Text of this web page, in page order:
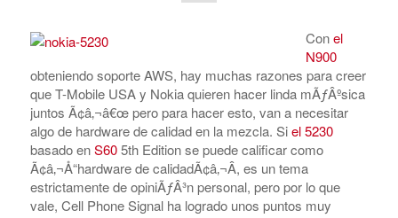
Conel
N900
obteniendo soporte AWS, hay muchas razones para creer
que T-Mobile USA y Nokia quieren hacer linda mÃƒÂºsica
juntos Ã¢â‚¬â€œ pero para hacer esto, van a necesitar
algo de hardware de calidad en la mezcla. Siel 5230
basado enS605th Edition se puede calificar como
Ã¢â‚¬Å“hardware de calidadÃ¢â‚¬Â, es un tema
estrictamente de opiniÃƒÂ³n personal, pero por lo que
vale, Cell Phone Signal ha logrado unos puntos muy